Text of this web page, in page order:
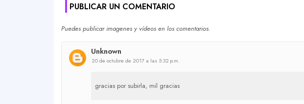
PUBLICAR UN COMENTARIO
Puedes publicar imagenes y vídeos en los comentarios.
Unknown
20 de octubre de 2017 a las 5:32 p.m.
gracias por subirla, mil gracias